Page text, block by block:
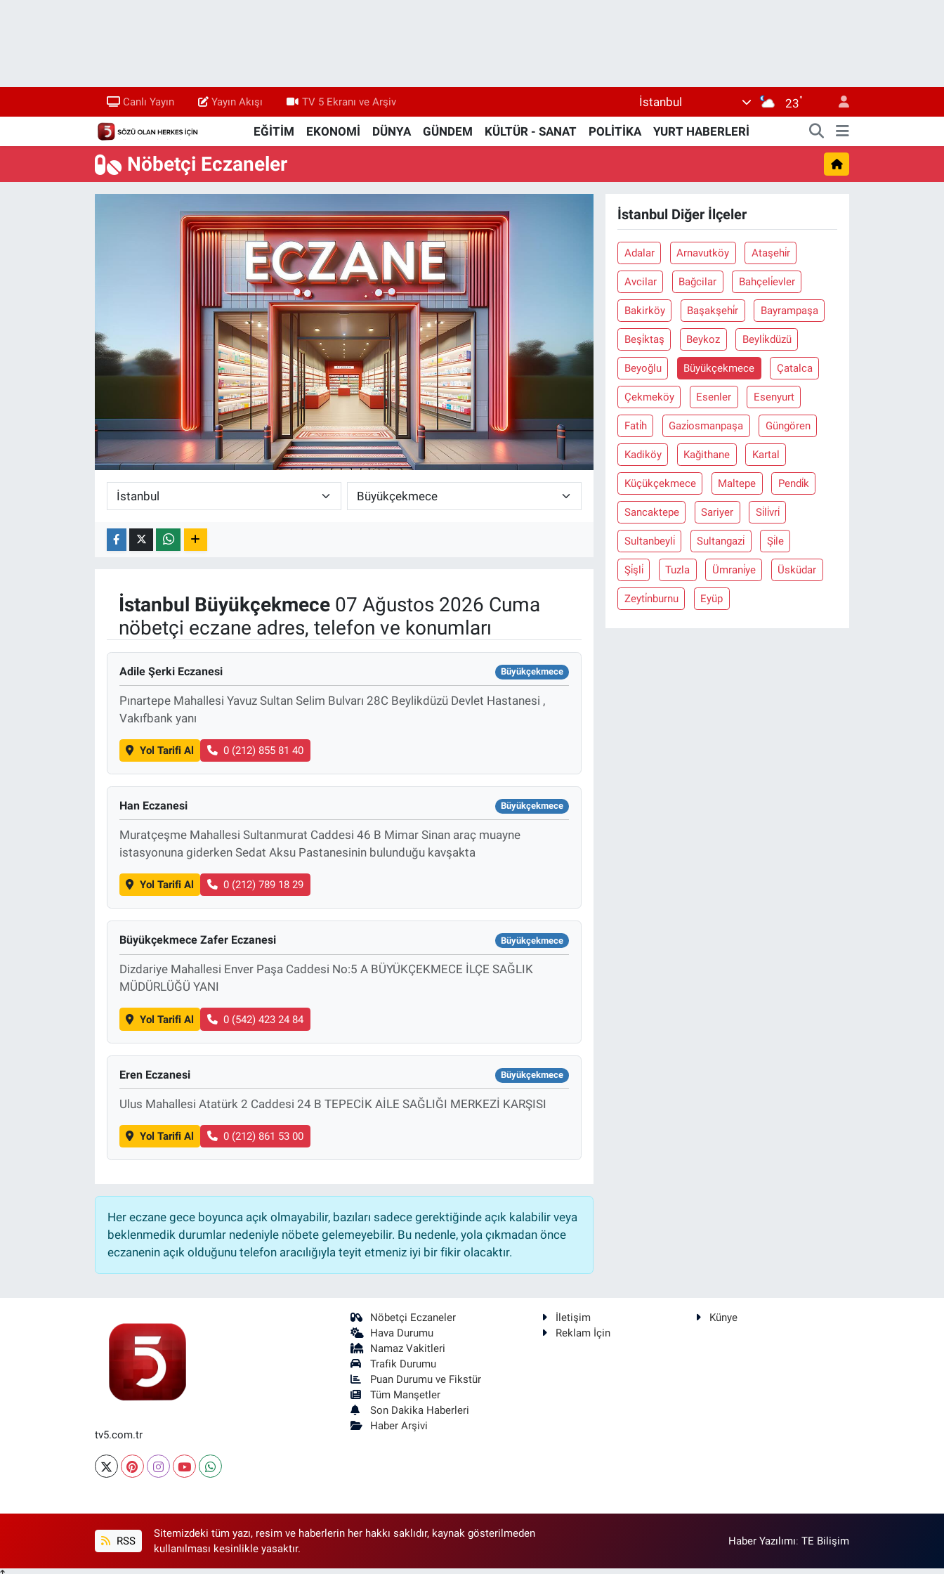
Canlı Yayın Yayın Akışı TV 5 Ekranı ve Arşiv İstanbul 23°
EĞİTİM EKONOMİ DÜNYA GÜNDEM KÜLTÜR - SANAT POLİTİKA YURT HABERLERİ
Nöbetçi Eczaneler
İstanbul Büyükçekmece07 Ağustos 2026 Cuma
nöbetçi eczane adres, telefon ve konumları
Adile Şerki Eczanesi Büyükçekmece
Pınartepe Mahallesi Yavuz Sultan Selim Bulvarı 28C Beylikdüzü Devlet Hastanesi ,
Vakıfbank yanı
Yol Tarifi Al 0 (212) 855 81 40
Han Eczanesi Büyükçekmece
Muratçeşme Mahallesi Sultanmurat Caddesi 46 B Mimar Sinan araç muayne
istasyonuna giderken Sedat Aksu Pastanesinin bulunduğu kavşakta
Yol Tarifi Al 0 (212) 789 18 29
Büyükçekmece Zafer Eczanesi Büyükçekmece
Dizdariye Mahallesi Enver Paşa Caddesi No:5 A BÜYÜKÇEKMECE İLÇE SAĞLIK
MÜDÜRLÜĞÜ YANI
Yol Tarifi Al 0 (542) 423 24 84
Eren Eczanesi Büyükçekmece
Ulus Mahallesi Atatürk 2 Caddesi 24 B TEPECİK AİLE SAĞLIĞI MERKEZİ KARŞISI
Yol Tarifi Al 0 (212) 861 53 00
Her eczane gece boyunca açık olmayabilir, bazıları sadece gerektiğinde açık kalabilir veya
beklenmedik durumlar nedeniyle nöbete gelemeyebilir. Bu nedenle, yola çıkmadan önce
eczanenin açık olduğunu telefon aracılığıyla teyit etmeniz iyi bir fikir olacaktır.
İstanbul Diğer İlçeler
Adalar Arnavutköy Ataşehi̇r
Avcilar Bağcilar Bahçeli̇evler
Bakirköy Başakşehi̇r Bayrampaşa
Beşi̇ktaş Beykoz Beyli̇kdüzü
Beyoğlu Büyükçekmece Çatalca
Çekmeköy Esenler Esenyurt
Fati̇h Gazi̇osmanpaşa Güngören
Kadiköy Kağithane Kartal
Küçükçekmece Maltepe Pendi̇k
Sancaktepe Sariyer Si̇li̇vri̇
Sultanbeyli̇ Sultangazi̇ Şi̇le
Şi̇şli̇ Tuzla Ümrani̇ye Üsküdar
Zeyti̇nburnu Eyüp
tv5.com.tr
Nöbetçi Eczaneler
Hava Durumu
Namaz Vakitleri
Trafik Durumu
Puan Durumu ve Fikstür
Tüm Manşetler
Son Dakika Haberleri
Haber Arşivi
İletişim
Künye
Reklam İçin
RSS
Sitemizdeki tüm yazı, resim ve haberlerin her hakkı saklıdır, kaynak gösterilmeden
kullanılması kesinlikle yasaktır.
Haber Yazılımı:TE Bilişim
Yayın Akışı
TV 5 Ekranı ve Arşiv